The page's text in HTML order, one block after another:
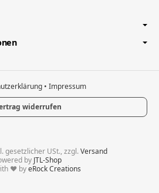
• Impressum
widerrufen
gesetzlicher USt., zzgl.Versand
by JTL-Shop
♥ byeRock Creations